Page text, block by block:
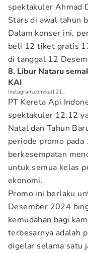
spektakuler Ahmad
Stars di awal tahun
Dalam konser ini,
beli 12 tiket gratis
di tanggal 12
8. Libur Nataru
KAI
Instagram.com/kai121_
PT Kereta Api
spektakuler 12.12
Natal dan Tahun
periode promo
berkesempatan
untuk semua kelas
ekonomi.
Promo ini berlaku
Desember 2024
kemudahan bagi
terbesarnya adalah
digelar selama satu